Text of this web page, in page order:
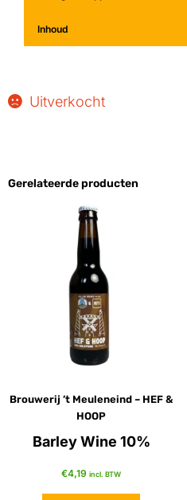
Inhoud
Uitverkocht
Gerelateerde producten
Brouwerij ’t Meuleneind – HEF &
HOOP
Barley Wine 10%
€4,19 incl. BTW